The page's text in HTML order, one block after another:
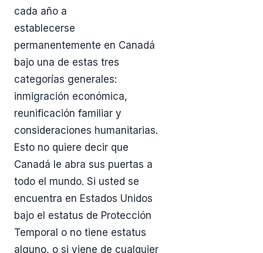
cada año a
establecerse
permanentemente en Canadá
bajo una de estas tres
categorías generales:
inmigración económica,
reunificación familiar y
consideraciones humanitarias.
Esto no quiere decir que
Canadá le abra sus puertas a
todo el mundo. Si usted se
encuentra en Estados Unidos
bajo el estatus de Protección
Temporal o no tiene estatus
alguno, o si viene de cualquier